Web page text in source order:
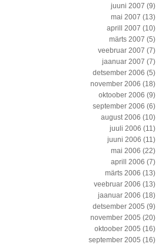
juuni 2007 (9)
mai 2007 (13)
aprill 2007 (10)
märts 2007 (5)
veebruar 2007 (7)
jaanuar 2007 (7)
detsember 2006 (5)
november 2006 (18)
oktoober 2006 (9)
september 2006 (6)
august 2006 (10)
juuli 2006 (11)
juuni 2006 (11)
mai 2006 (22)
aprill 2006 (7)
märts 2006 (13)
veebruar 2006 (13)
jaanuar 2006 (18)
detsember 2005 (9)
november 2005 (20)
oktoober 2005 (16)
september 2005 (16)